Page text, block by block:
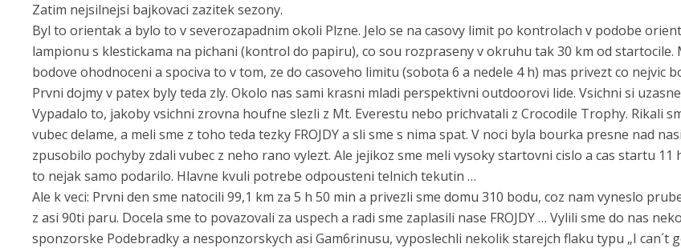
Zatim nejsilnejsi bajkovaci zazitek sezony.
Byl to orientak a bylo to v severozapadnim okoli Plzne. Jelo se na casovy limit po kontrolach v podobe
lampionu s klestickama na pichani (kontrol do papiru), co sou rozpraseny v okruhu tak 30 km od startocile.
bodove ohodnoceni a spociva to v tom, ze do casoveho limitu (sobota 6 a nedele 4 h) mas privezt co nejvic
Prvni dojmy v patex byly teda zly. Okolo nas sami krasni mladi perspektivni outdoorovi lide. Vsichni si
Vypadalo to, jakoby vsichni zrovna houfne slezli z Mt. Everestu nebo prichvatali z Crocodile Trophy. Rikali
vubec delame, a meli sme z toho teda tezky FROJDY a sli sme s nima spat. V noci byla bourka presne nad
zpusobilo pochyby zdali vubec z neho rano vylezt. Ale jejikoz sme meli vysoky startovni cislo a cas startu 11
to nejak samo podarilo. Hlavne kvuli potrebe odpousteni telnich tekutin …
Ale k veci: Prvni den sme natocili 99,1 km za 5 h 50 min a privezli sme domu 310 bodu, coz nam vyneslo
z asi 90ti paru. Docela sme to povazovali za uspech a radi sme zaplasili nase FROJDY … Vylili sme do nas
sponzorske Podebradky a nesponzorskych asi Gam6rinusu, vyposlechli nekolik starejch flaku typu „I can´t